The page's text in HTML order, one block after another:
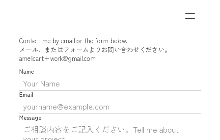
Contact me by email or the form below.
メール、またはフォームよりお問い合わせください。
amelicart+work@gmail.com
Name
Email
Message